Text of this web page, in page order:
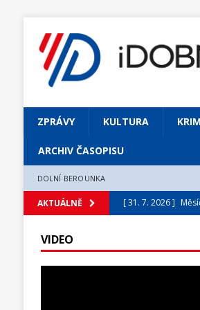
ZPRÁVY KULTURA
ARCHIV ČASOPISU
DOLNÍ BEROUNKA
AKTUÁLNĚ [ 31. 7. 2026 ]
[ 31. 7. 2026 ]
VIDEO